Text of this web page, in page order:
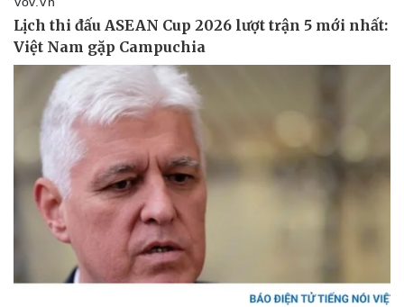
Pháp luật
Tư vấn luật
Phân tích